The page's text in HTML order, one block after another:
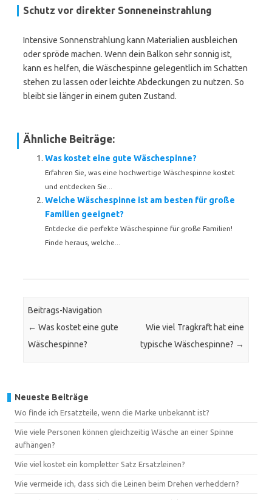
Schutz vor direkter Sonneneinstrahlung
Intensive Sonnenstrahlung kann Materialien ausbleichen
oder spröde machen. Wenn dein Balkon sehr sonnig ist,
kann es helfen, die Wäschespinne gelegentlich im Schatten
stehen zu lassen oder leichte Abdeckungen zu nutzen. So
bleibt sie länger in einem guten Zustand.
Ähnliche Beiträge:
Was kostet eine gute Wäschespinne?
Erfahren Sie, was eine hochwertige Wäschespinne kostet
und entdecken Sie...
Welche Wäschespinne ist am besten für große
Familien geeignet?
Entdecke die perfekte Wäschespinne für große Familien!
Finde heraus, welche...
Beitrags-Navigation
← Was kostet eine gute
Wäschespinne?
Wie viel Tragkraft hat eine
typische Wäschespinne? →
Neueste Beiträge
Wo finde ich Ersatzteile, wenn die Marke unbekannt ist?
Wie viele Personen können gleichzeitig Wäsche an einer Spinne
aufhängen?
Wie viel kostet ein kompletter Satz Ersatzleinen?
Wie vermeide ich, dass sich die Leinen beim Drehen verheddern?